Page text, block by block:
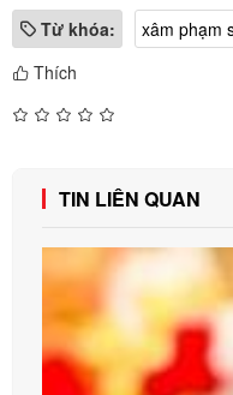
Từ khóa:
xâm phạm
Thích
TIN LIÊN QUAN